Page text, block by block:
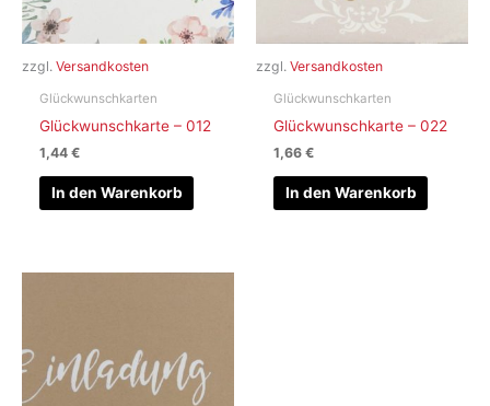
zzgl. Versandkosten
Glückwunschkarten
Glückwunschkarte – 012
1,44€
In den Warenkorb
zzgl. Versandkosten
Glückwunschkarten
Glückwunschkarte – 022
1,66€
In den Warenkorb